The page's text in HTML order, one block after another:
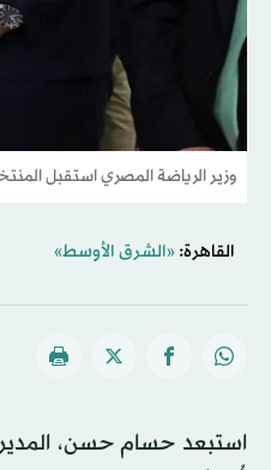
وزير الرياضة المصري استقبل
القاهرة: «الشرق الأوسط»
استبعد حسام حسن، المدير